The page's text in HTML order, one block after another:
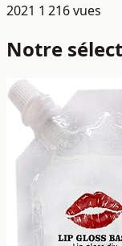
2021 1 216 vues
Notre